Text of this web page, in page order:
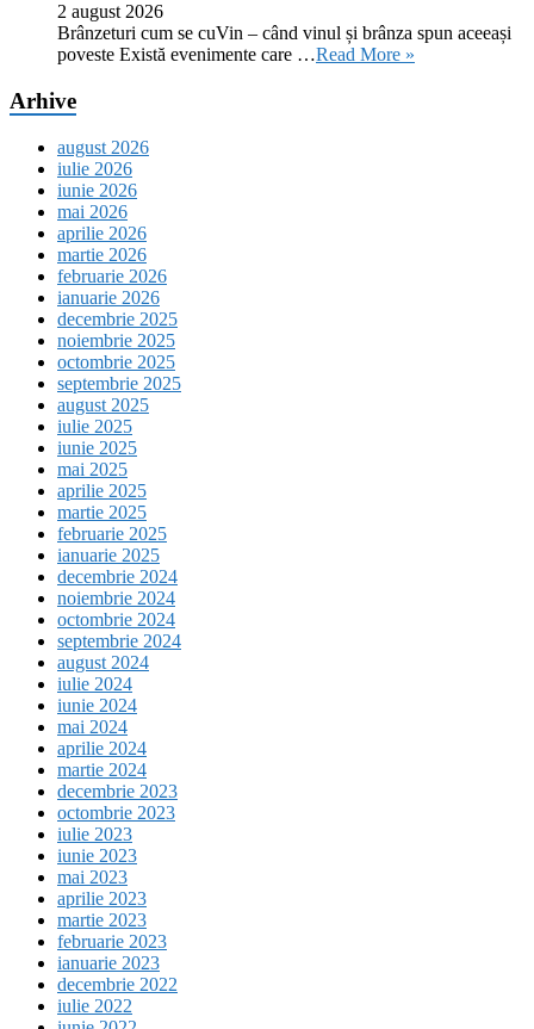
2 august 2026
Brânzeturi cum se cuVin – când vinul și brânza spun aceeași
poveste Există evenimente care …Read More »
Arhive
august 2026
iulie 2026
iunie 2026
mai 2026
aprilie 2026
martie 2026
februarie 2026
ianuarie 2026
decembrie 2025
noiembrie 2025
octombrie 2025
septembrie 2025
august 2025
iulie 2025
iunie 2025
mai 2025
aprilie 2025
martie 2025
februarie 2025
ianuarie 2025
decembrie 2024
noiembrie 2024
octombrie 2024
septembrie 2024
august 2024
iulie 2024
iunie 2024
mai 2024
aprilie 2024
martie 2024
decembrie 2023
octombrie 2023
iulie 2023
iunie 2023
mai 2023
aprilie 2023
martie 2023
februarie 2023
ianuarie 2023
decembrie 2022
iulie 2022